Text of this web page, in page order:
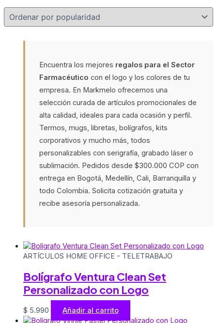
Encuentra los mejores regalos para el Sector
Farmacéutico con el logo y los colores de tu
empresa. En Markmelo ofrecemos una
selección curada de artículos promocionales de
alta calidad, ideales para cada ocasión y perfil.
Termos, mugs, libretas, bolígrafos, kits
corporativos y mucho más, todos
personalizables con serigrafía, grabado láser o
sublimación. Pedidos desde $300.000 COP con
entrega en Bogotá, Medellín, Cali, Barranquilla y
todo Colombia. Solicita cotización gratuita y
recibe asesoría personalizada.
ARTÍCULOS HOME OFFICE - TELETRABAJO
Bolígrafo Ventura Clean Set
Personalizado con Logo
$ 5.990 Añadir al carrito